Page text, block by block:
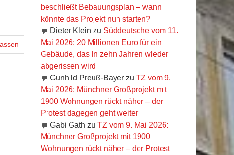
beschließt Bebauungsplan – wann
könnte das Projekt nun starten?
Dieter Klein zu Süddeutsche vom 11.
Mai 2026: 20 Millionen Euro für ein
Gebäude, das in zehn Jahren wieder
abgerissen wird
Gunhild Preuß-Bayerzu TZ vom 9.
Mai 2026: Münchner Großprojekt mit
1900 Wohnungen rückt näher – der
Protest dagegen geht weiter
Gabi Gath zu TZ vom 9. Mai 2026:
Münchner Großprojekt mit 1900
Wohnungen rückt näher – der Protest